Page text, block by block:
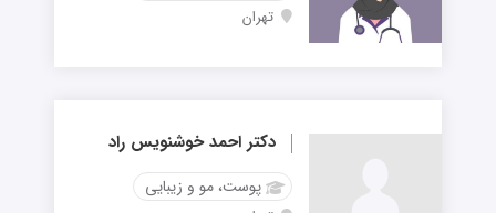
تهران
دکتر احمد خوشنویس راد
پوست، مو و زیبایی